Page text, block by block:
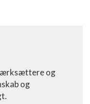
og
og
indhold